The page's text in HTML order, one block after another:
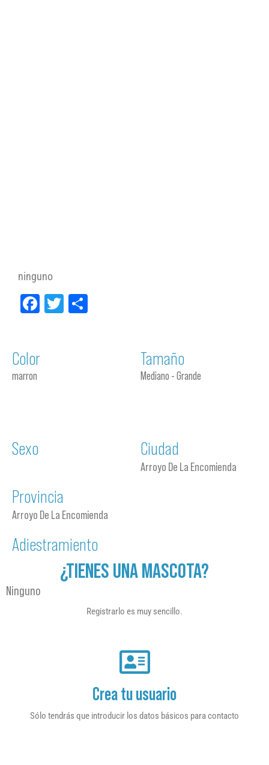
ninguno
Facebook
Twitter
Color
marron
Tamaño
Mediano - Grande
Sexo Ciudad
Arroyo De La Encomienda
Provincia
Arroyo De La Encomienda
Adiestramiento
¿TIENES UNA MASCOTA?
Ninguno
Registrarlo es muy sencillo.
Crea tu usuario
Sólo tendrás que introducir los datos básicos para contacto